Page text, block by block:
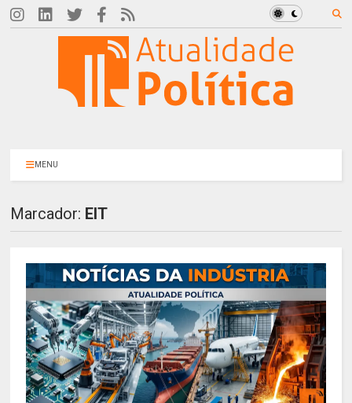
MENU
Marcador: EIT